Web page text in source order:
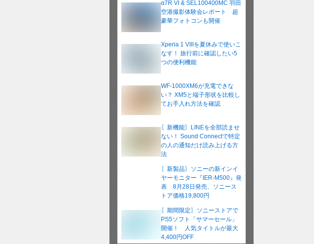
α7R VI & SEL100400MC 羽田
空港撮影体験会レポート 超
豪華フォトコンも開催
Xperia 1 VIIIを夏休みで使いこ
なす！ 旅行前に確認したい5
つの便利機能
WF-1000XM6が充電できな
い？ XM5と端子形状を比較し
てお手入れ方法を確認
〖新機能〗LINEを全部読ませ
ない！ Sound Connectで特定
の人の通知だけ読み上げる方
法
〖新製品〗ソニーの新インイ
ヤーモニター『IER-M500』発
表 8月28日発売、ソニース
トア価格19,800円
〖期間限定〗ソニーストアで
PS5ソフト「サマーセール」
開催！ 人気タイトルが最大
4,400円OFF